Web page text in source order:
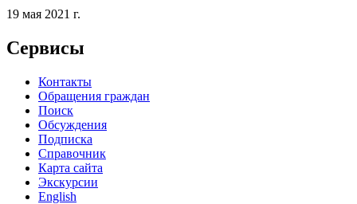
19 мая 2021 г.
Сервисы
Контакты
Обращения граждан
Поиск
Обсуждения
Подписка
Справочник
Карта сайта
Экскурсии
English